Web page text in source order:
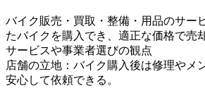
バイク販売・買取・整備・用品のサー
たバイクを購入でき、適正な価格で売
サービスや事業者選びの観点
店舗の立地：バイク購入後は修理やメ
安心して依頼できる。